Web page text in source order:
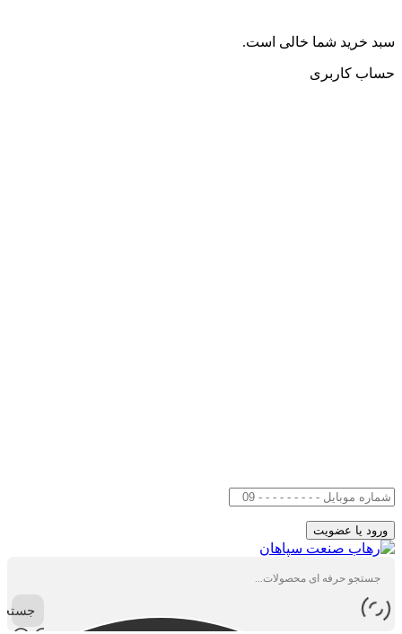
سبد خرید شما خالی است.
حساب کاربری